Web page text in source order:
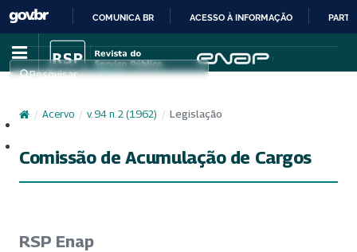
IR
PARA
CONTEÚDO
COMUNICA BR ACESSO À INFORMAÇÃO
Pesquisar
/ Acervo / v. 94 n. 2 (1962) / Legislação
Comissão de Acumulação de Cargos
RSP Enap